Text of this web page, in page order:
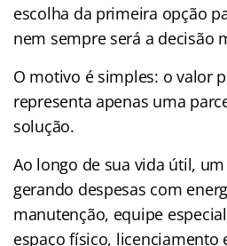
escolha da primeira opção
nem sempre será a decisão
O motivo é simples: o valor
representa apenas uma
solução.
Ao longo de sua vida útil,
gerando despesas com
manutenção, equipe
espaço físico, licenciamento